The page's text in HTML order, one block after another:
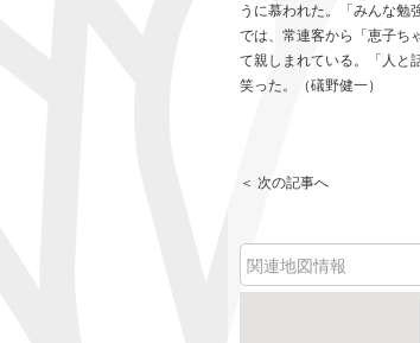
うに慕われた。「みんな勉
では、常連客から「恵子ち
て親しまれている。「人と
笑った。（礒野健一）
＜ 次の記事へ
関連地図情報